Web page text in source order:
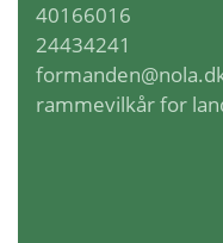
40166016
24434241
rammevilkår for